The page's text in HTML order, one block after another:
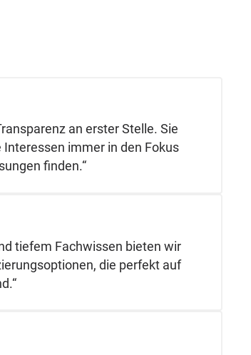
an erster Stelle. Sie
immer in den Fokus
finden.“
tiefem Fachwissen bieten wir
die perfekt auf